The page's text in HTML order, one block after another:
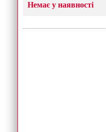
Немає у наявності